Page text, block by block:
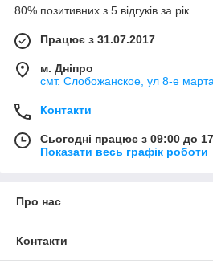
80% позитивних з 5 відгуків за рік
Працює з 31.07.2017
м. Дніпро
смт. Слобожанское, ул 8-е
Контакти
Сьогодні працює з 09:00 до
Показати весь графік роботи
Про нас
Контакти